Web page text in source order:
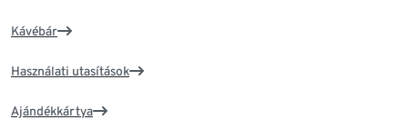
Kávébár
Használati utasítások
Ajándékkártya